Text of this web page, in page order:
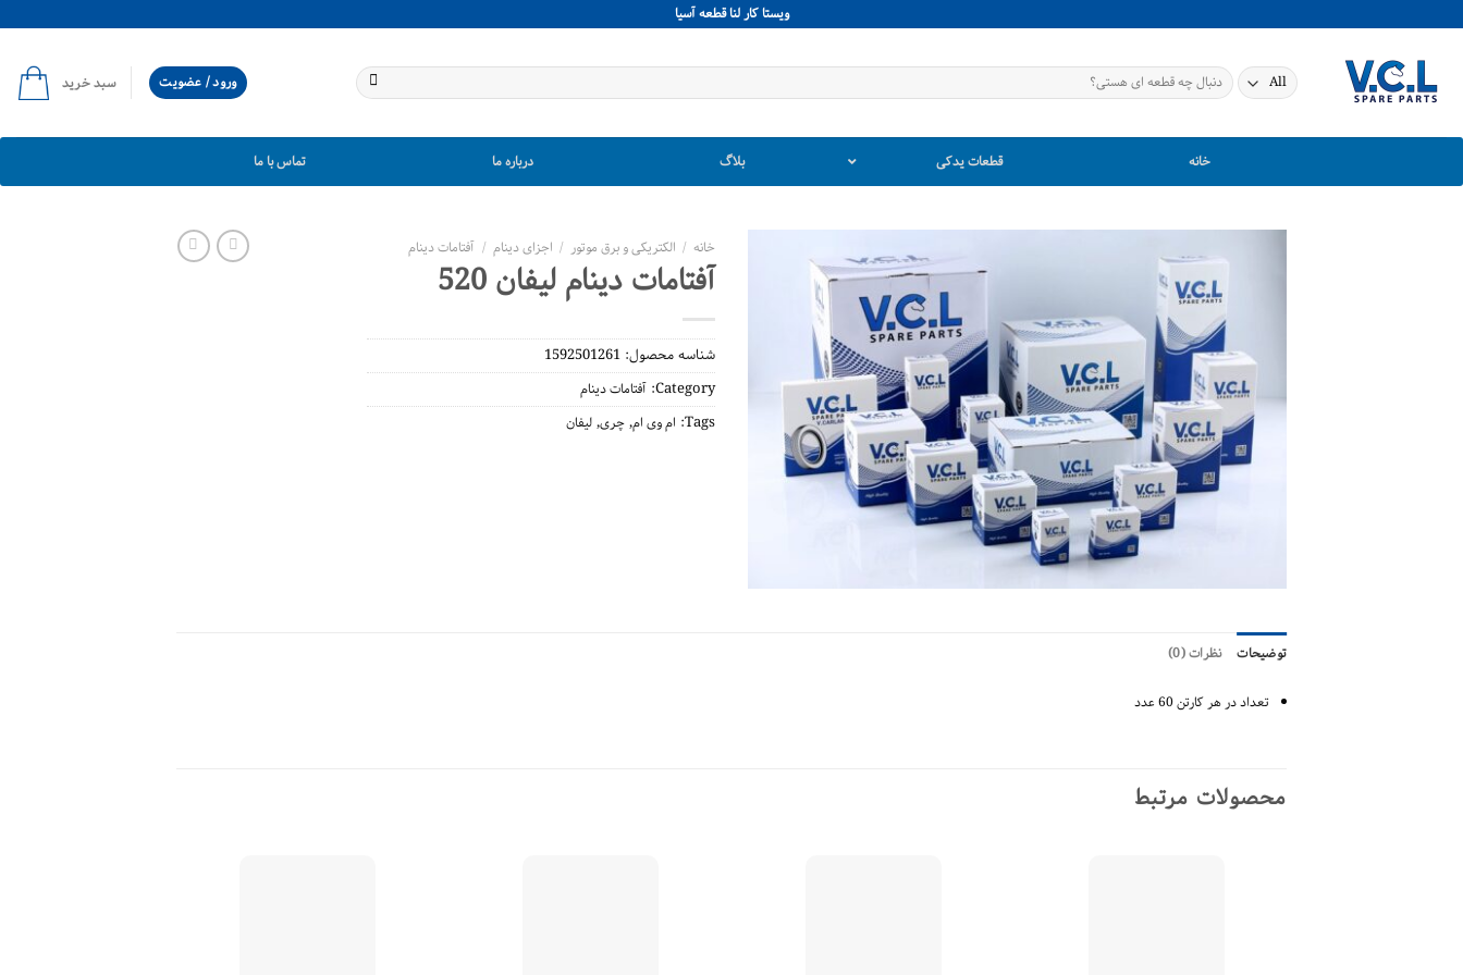
to
ويستا كار لنا قطعه آسيا
جستجو
برای:
ورود / عضویت سبد خرید
خانه قطعات یدکی بلاگ درباره ما تماس با ما
خانه / الکتریکی و برق موتور / اجزای دینام / آفتامات دینام
آفتامات دینام لیفان 520
شناسه محصول: 1592501261
Category: آفتامات دینام
Tags: ام وی ام,چری,لیفان
توضیحات نظرات (0)
تعداد در هر کارتن 60 عدد
محصولات مرتبط